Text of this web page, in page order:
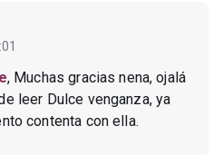
, Muchas gracias nena, ojalá
leer Dulce venganza, ya
contenta con ella.